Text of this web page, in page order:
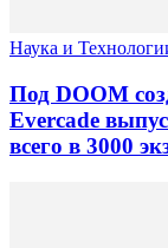
Наука и
Под DOOM
Evercade
всего в 3000